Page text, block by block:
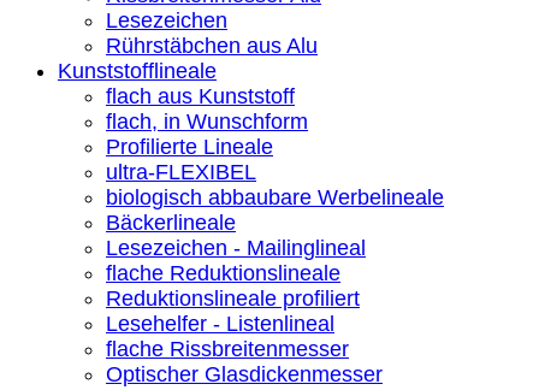
Lesezeichen
Rührstäbchen aus Alu
Kunststofflineale
flach aus Kunststoff
flach, in Wunschform
Profilierte Lineale
ultra-FLEXIBEL
biologisch abbaubare Werbelineale
Bäckerlineale
Lesezeichen - Mailinglineal
flache Reduktionslineale
Reduktionslineale profiliert
Lesehelfer - Listenlineal
flache Rissbreitenmesser
Optischer Glasdickenmesser